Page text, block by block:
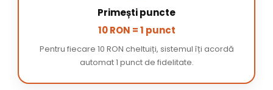
Primești puncte
10 RON = 1 punct
Pentru fiecare 10 RON cheltuiți, sistemul îți acordă
automat 1 punct de fidelitate.